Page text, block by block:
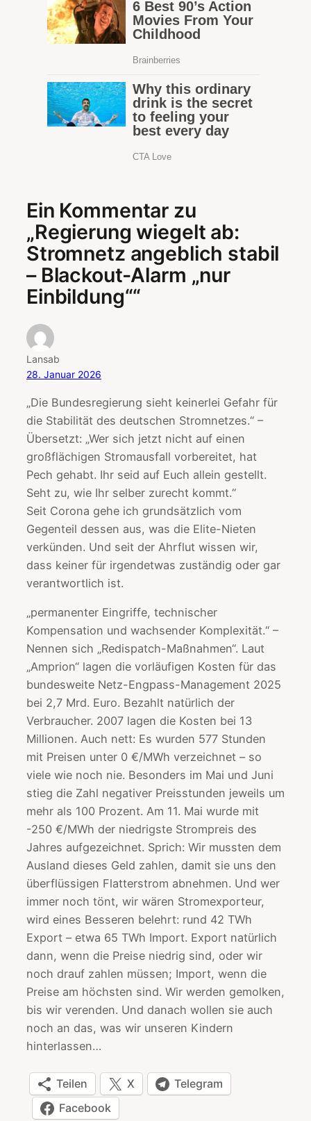
Ein Kommentar zu
„Regierung wiegelt ab:
Stromnetz angeblich stabil
– Blackout-Alarm „nur
Einbildung““
Lansab
28. Januar 2026
„Die Bundesregierung sieht keinerlei Gefahr für
die Stabilität des deutschen Stromnetzes.“ –
Übersetzt: „Wer sich jetzt nicht auf einen
großflächigen Stromausfall vorbereitet, hat
Pech gehabt. Ihr seid auf Euch allein gestellt.
Seht zu, wie Ihr selber zurecht kommt.“
Seit Corona gehe ich grundsätzlich vom
Gegenteil dessen aus, was die Elite-Nieten
verkünden. Und seit der Ahrflut wissen wir,
dass keiner für irgendetwas zuständig oder gar
verantwortlich ist.
„permanenter Eingriffe, technischer
Kompensation und wachsender Komplexität.“ –
Nennen sich „Redispatch-Maßnahmen“. Laut
„Amprion“ lagen die vorläufigen Kosten für das
bundesweite Netz-Engpass-Management 2025
bei 2,7 Mrd. Euro. Bezahlt natürlich der
Verbraucher. 2007 lagen die Kosten bei 13
Millionen. Auch nett: Es wurden 577 Stunden
mit Preisen unter 0 €/MWh verzeichnet – so
viele wie noch nie. Besonders im Mai und Juni
stieg die Zahl negativer Preisstunden jeweils um
mehr als 100 Prozent. Am 11. Mai wurde mit
-250 €/MWh der niedrigste Strompreis des
Jahres aufgezeichnet. Sprich: Wir mussten dem
Ausland dieses Geld zahlen, damit sie uns den
überflüssigen Flatterstrom abnehmen. Und wer
immer noch tönt, wir wären Stromexporteur,
wird eines Besseren belehrt: rund 42 TWh
Export – etwa 65 TWh Import. Export natürlich
dann, wenn die Preise niedrig sind, oder wir
noch drauf zahlen müssen; Import, wenn die
Preise am höchsten sind. Wir werden gemolken,
bis wir verenden. Und danach wollen sie auch
noch an das, was wir unseren Kindern
hinterlassen…
Teilen X
Telegram
Facebook